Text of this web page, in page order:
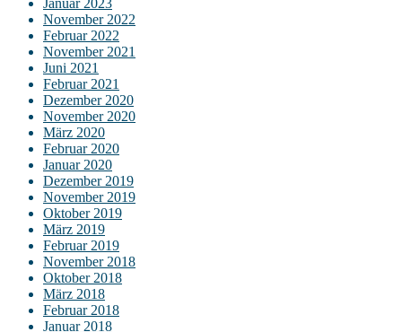
November 2022
Februar 2022
November 2021
Juni 2021
Februar 2021
Dezember 2020
November 2020
März 2020
Februar 2020
Januar 2020
Dezember 2019
November 2019
Oktober 2019
März 2019
Februar 2019
November 2018
Oktober 2018
März 2018
Februar 2018
Januar 2018